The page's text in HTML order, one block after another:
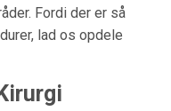
Fordi der er så
lad os opdele